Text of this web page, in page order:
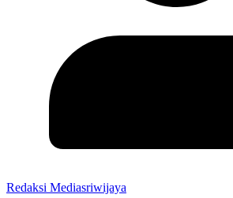
Redaksi Mediasriwijaya